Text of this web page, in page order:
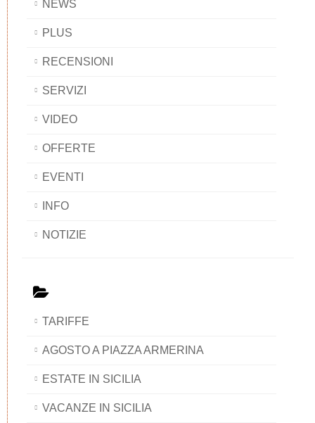
NEWS
PLUS
RECENSIONI
SERVIZI
VIDEO
OFFERTE
EVENTI
INFO
NOTIZIE
TARIFFE
AGOSTO A PIAZZA ARMERINA
ESTATE IN SICILIA
VACANZE IN SICILIA